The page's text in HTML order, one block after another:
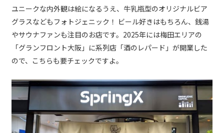
ユニークな内外観は絵になるうえ、牛乳瓶型のオリジナルビア
グラスなどもフォトジェニック！ ビール好きはもちろん、銭湯
やサウナファンも注目のお店です。2025年には梅田エリアの
「グランフロント大阪」に系列店「酒のレパード」が開業した
ので、こちらも要チェックですよ。